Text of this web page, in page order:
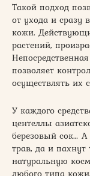
Такой подход
от ухода и сразу
кожи.
растений,
позволяет
осуществлять их
У каждого
центеллы
березовый сок…
трав, да и
натуральную